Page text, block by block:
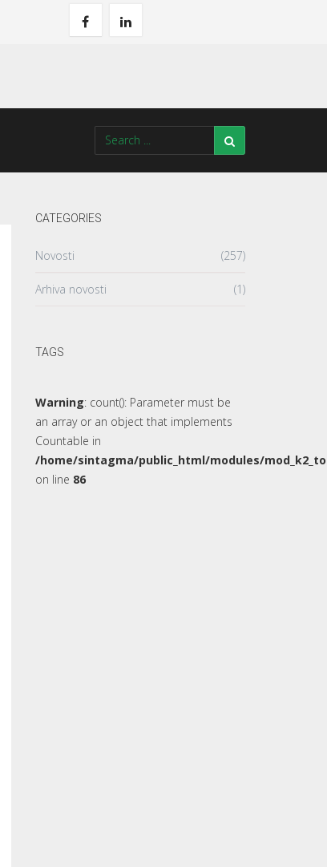
CATEGORIES
Novosti (257)
Arhiva novosti (1)
TAGS
Warning: count(): Parameter must be
an array or an object that implements
Countable in
/home/sintagma/public_html/modules/
on line 86